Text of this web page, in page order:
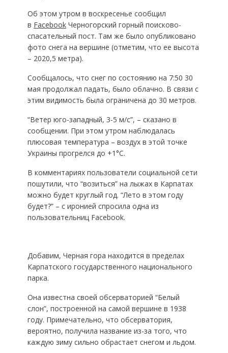
Об этом утром в воскресенье сообщил
в FacebookЧерногорский горный поисково-
спасательный пост. Там же было опубликовано
фото снега на вершине (отметим, что ее высота
– 2020,5 метра).
Сообщалось, что снег по состоянию на 7:50 30
мая продолжал падать, было облачно. В связи с
этим видимость была ограничена до 30 метров.
“Ветер юго-западный, 3-5 м/с”, – сказано в
сообщении. При этом утром наблюдалась
плюсовая температура – воздух в этой точке
Украины прогрелся до +1°С.
В комментариях пользователи социальной сети
пошутили, что “возиться” на лыжах в Карпатах
можно будет круглый год. “Лето в этом году
будет?” – с иронией спросила одна из
пользовательниц Facebook.
Добавим, Черная гора находится в пределах
Карпатского государственного национального
парка.
Она известна своей обсерваторией “Белый
слон”, построенной на самой вершине в 1938
году. Примечательно, что обсерватория,
вероятно, получила название из-за того, что
каждую зиму сильно обрастает снегом и льдом.